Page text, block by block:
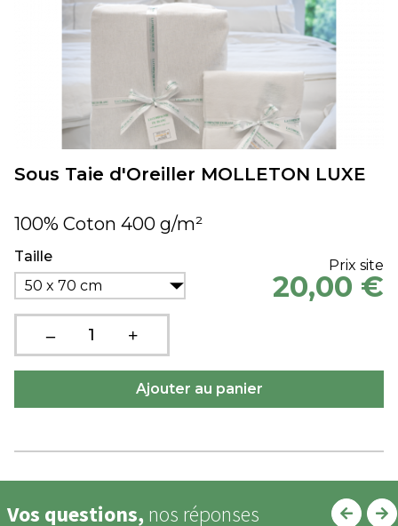
Sous Taie d'Oreiller MOLLETON LUXE
100% Coton 400 g/m²
Taille
50 x 70 cm
Prix site
20,00 €
Vos questions, nos réponses